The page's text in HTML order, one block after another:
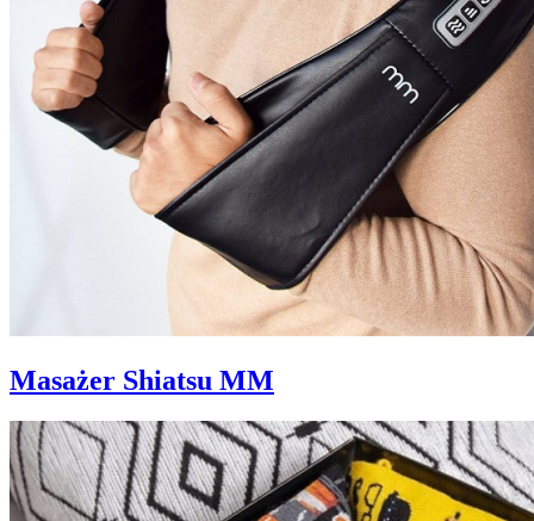
Masażer Shiatsu MM